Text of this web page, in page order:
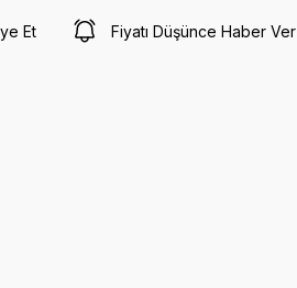
Et Fiyatı Düşünce Haber Ver